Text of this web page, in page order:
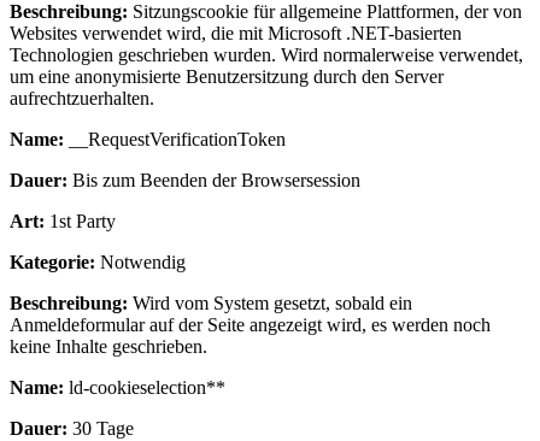
Beschreibung: Sitzungscookie für allgemeine Plattformen, der von
Websites verwendet wird, die mit Microsoft .NET-basierten
Technologien geschrieben wurden. Wird normalerweise verwendet,
um eine anonymisierte Benutzersitzung durch den Server
aufrechtzuerhalten.
Name: __RequestVerificationToken
Dauer: Bis zum Beenden der Browsersession
Art: 1st Party
Kategorie: Notwendig
Beschreibung: Wird vom System gesetzt, sobald ein
Anmeldeformular auf der Seite angezeigt wird, es werden noch
keine Inhalte geschrieben.
Name: ld-cookieselection**
Dauer: 30 Tage